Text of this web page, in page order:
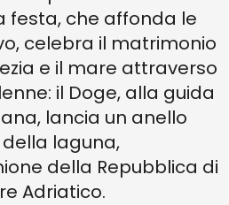
festa, che affonda le
celebra il matrimonio
e il mare attraverso
il Doge, alla guida
lancia un anello
laguna,
della Repubblica di
Adriatico.